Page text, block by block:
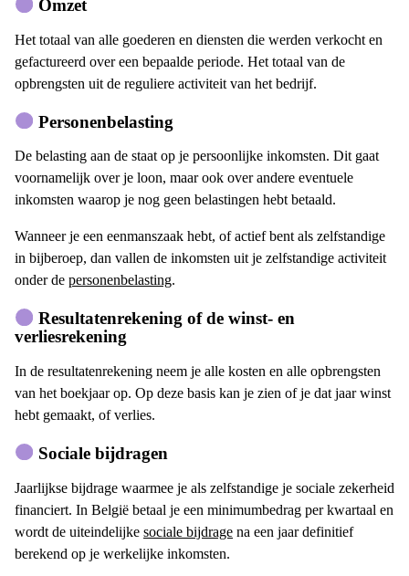
Omzet
Het totaal van alle goederen en diensten die werden verkocht en
gefactureerd over een bepaalde periode. Het totaal van de
opbrengsten uit de reguliere activiteit van het bedrijf.
Personenbelasting
De belasting aan de staat op je persoonlijke inkomsten. Dit gaat
voornamelijk over je loon, maar ook over andere eventuele
inkomsten waarop je nog geen belastingen hebt betaald.
Wanneer je een eenmanszaak hebt, of actief bent als zelfstandige
in bijberoep, dan vallen de inkomsten uit je zelfstandige activiteit
onder de personenbelasting.
Resultatenrekening of de winst- en
verliesrekening
In de resultatenrekening neem je alle kosten en alle opbrengsten
van het boekjaar op. Op deze basis kan je zien of je dat jaar winst
hebt gemaakt, of verlies.
Sociale bijdragen
Jaarlijkse bijdrage waarmee je als zelfstandige je sociale zekerheid
financiert. In België betaal je een minimumbedrag per kwartaal en
wordt de uiteindelijke sociale bijdrage na een jaar definitief
berekend op je werkelijke inkomsten.